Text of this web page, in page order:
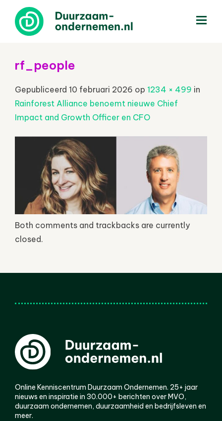
rf_people
Gepubliceerd 10 februari 2026 op 1234 × 499 in
Rainforest Alliance benoemt nieuwe Chief
Impact and Growth Officer en CFO
Both comments and trackbacks are currently
closed.
Online Kenniscentrum Duurzaam Ondernemen. 25+ jaar
nieuws en inspiratie in 30.000+ berichten over MVO,
duurzaam ondernemen, duurzaamheid en bedrijfsleven en
meer.